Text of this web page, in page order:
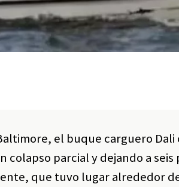
el buque carguero Dali
parcial y dejando a seis
que tuvo lugar alrededor